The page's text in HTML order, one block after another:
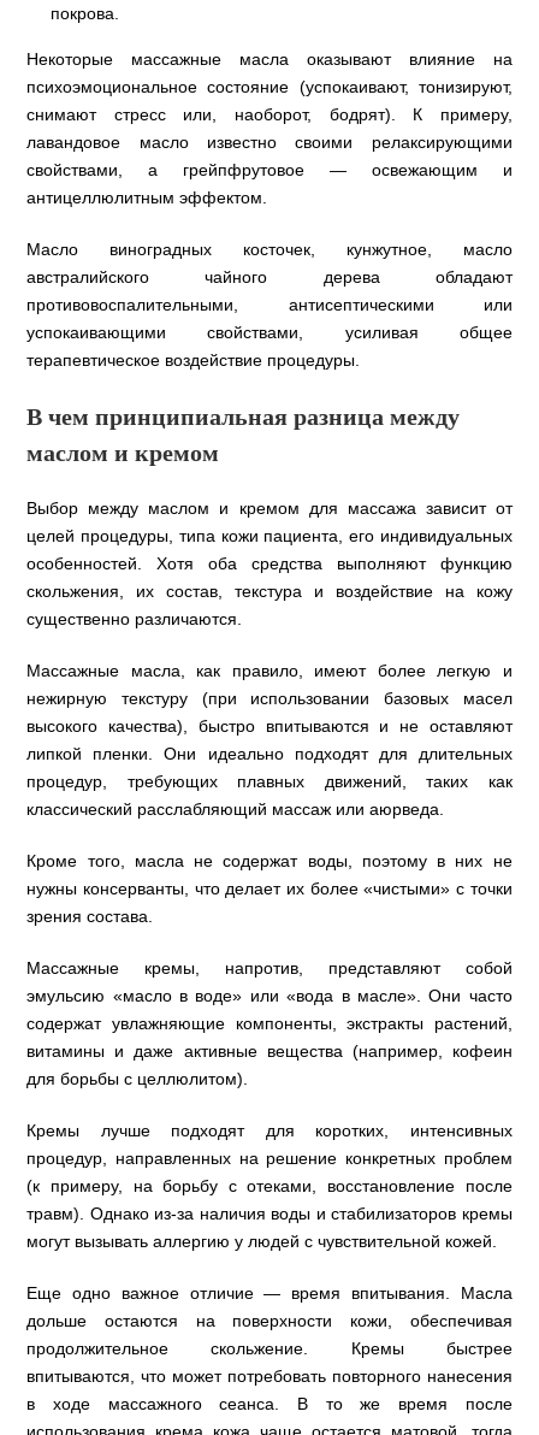
покрова.
Некоторые массажные масла оказывают влияние на
психоэмоциональное состояние (успокаивают, тонизируют,
снимают стресс или, наоборот, бодрят). К примеру,
лавандовое масло известно своими релаксирующими
свойствами, а грейпфрутовое — освежающим и
антицеллюлитным эффектом.
Масло виноградных косточек, кунжутное, масло
австралийского чайного дерева обладают
противовоспалительными, антисептическими или
успокаивающими свойствами, усиливая общее
терапевтическое воздействие процедуры.
В чем принципиальная разница между
маслом и кремом
Выбор между маслом и кремом для массажа зависит от
целей процедуры, типа кожи пациента, его индивидуальных
особенностей. Хотя оба средства выполняют функцию
скольжения, их состав, текстура и воздействие на кожу
существенно различаются.
Массажные масла, как правило, имеют более легкую и
нежирную текстуру (при использовании базовых масел
высокого качества), быстро впитываются и не оставляют
липкой пленки. Они идеально подходят для длительных
процедур, требующих плавных движений, таких как
классический расслабляющий массаж или аюрведа.
Кроме того, масла не содержат воды, поэтому в них не
нужны консерванты, что делает их более «чистыми» с точки
зрения состава.
Массажные кремы, напротив, представляют собой
эмульсию «масло в воде» или «вода в масле». Они часто
содержат увлажняющие компоненты, экстракты растений,
витамины и даже активные вещества (например, кофеин
для борьбы с целлюлитом).
Кремы лучше подходят для коротких, интенсивных
процедур, направленных на решение конкретных проблем
(к примеру, на борьбу с отеками, восстановление после
травм). Однако из-за наличия воды и стабилизаторов кремы
могут вызывать аллергию у людей с чувствительной кожей.
Еще одно важное отличие — время впитывания. Масла
дольше остаются на поверхности кожи, обеспечивая
продолжительное скольжение. Кремы быстрее
впитываются, что может потребовать повторного нанесения
в ходе массажного сеанса. В то же время после
использования крема кожа чаще остается матовой, тогда